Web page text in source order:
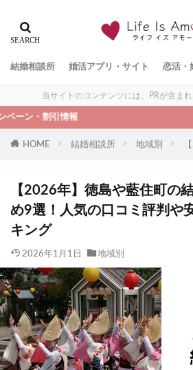
結婚相談所 婚活アプリ・サイト 恋活・
当サイトのコンテンツには、PRが含まれ
HOME 結婚相談所 地域別
【2026年】徳島や藍住町の
め9選！人気の口コミ評判や
キング
2026年1月1日 地域別